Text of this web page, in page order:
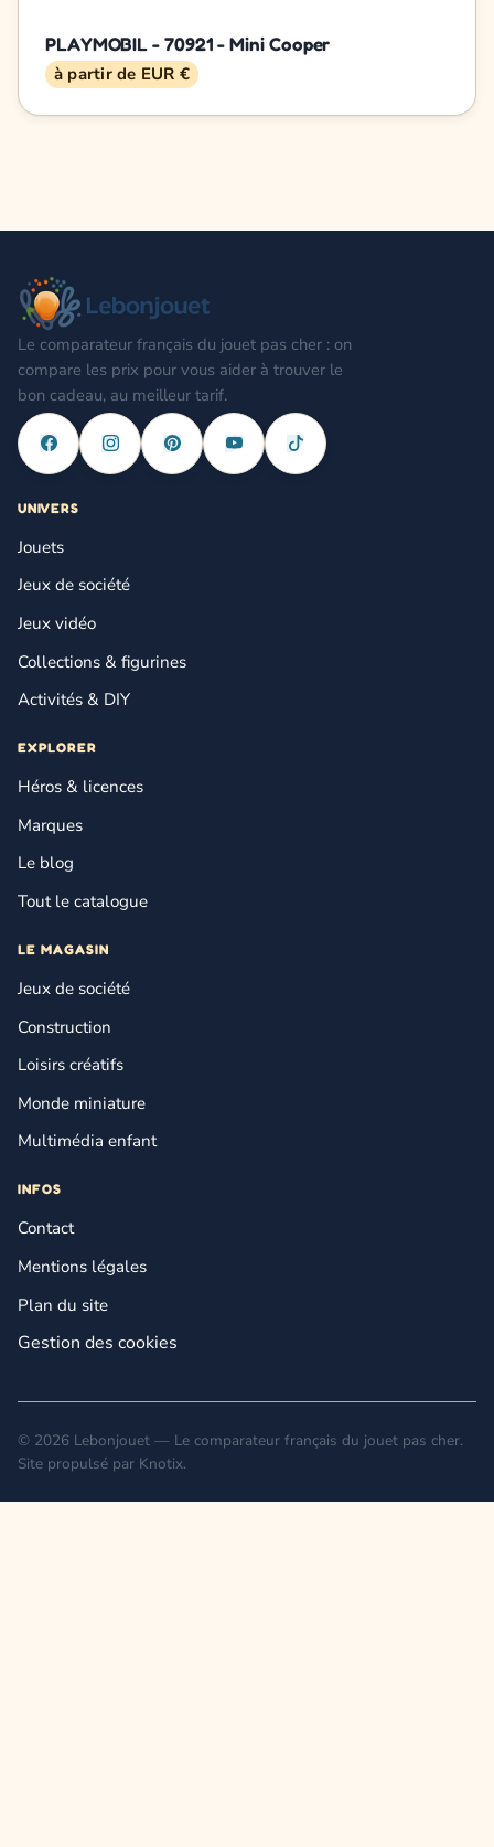
PLAYMOBIL - 70921 - Mini Cooper
à partir de EUR €
Le comparateur français du jouet pas cher : on
compare les prix pour vous aider à trouver le
bon cadeau, au meilleur tarif.
UNIVERS
Jouets
Jeux de société
Jeux vidéo
Collections & figurines
Activités & DIY
EXPLORER
Héros & licences
Marques
Le blog
Tout le catalogue
LE MAGASIN
Jeux de société
Construction
Loisirs créatifs
Monde miniature
Multimédia enfant
INFOS
Contact
Mentions légales
Plan du site
Gestion des cookies
© 2026 Lebonjouet — Le comparateur français du jouet pas cher.
Site propulsé par Knotix.